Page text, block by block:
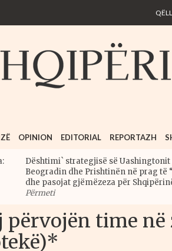
main
content
OPINION EDITORIAL REPORTAZH
Dështimi` strategjisë së
Beogradin dhe Prishtinën në prag të
dhe pasojat gjëmëzeza për
Përmeti
time në